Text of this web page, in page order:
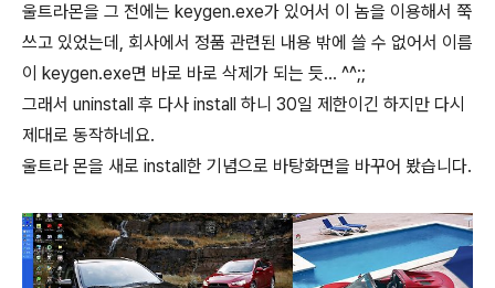
울트라몬을 그 전에는 keygen.exe가 있어서 이 놈을 이용해서 쭉
쓰고 있었는데, 회사에서 정품 관련된 내용 밖에 쓸 수 없어서 이름
이 keygen.exe면 바로 바로 삭제가 되는 듯... ^^;;
그래서 uninstall 후 다사 install 하니 30일 제한이긴 하지만 다시
제대로 동작하네요.
울트라 몬을 새로 install한 기념으로 바탕화면을 바꾸어 봤습니다.